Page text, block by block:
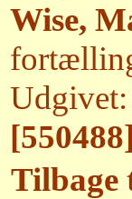
Wise,
[550488]
Tilbage